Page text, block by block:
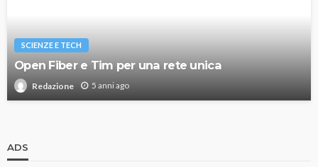
SCIENZE E TECH
Open Fiber e Tim per una rete unica
Redazione 5 anni ago
ADS